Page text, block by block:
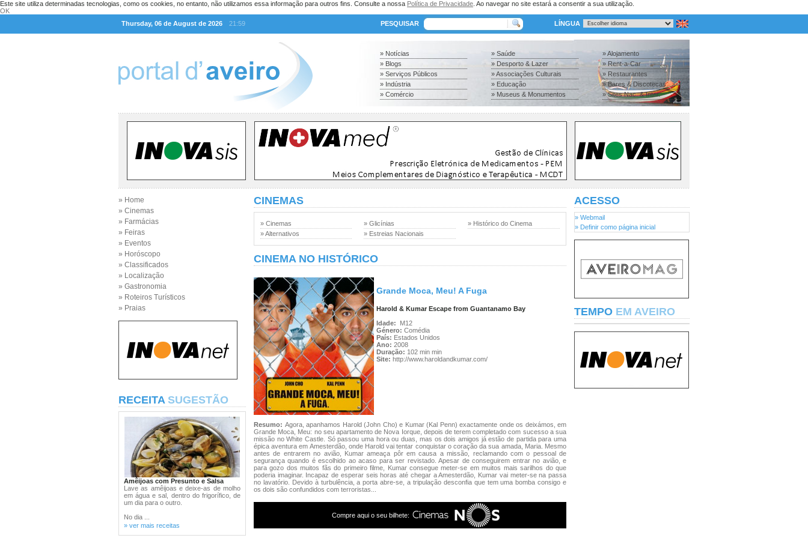
Este site utiliza determinadas tecnologias, como os cookies, no entanto, não utilizamos essa informação para outros fins. Consulte a nossa Política de Privacidade . Ao navegar no site estará a consentir a sua utilização.
OK
Thursday, 06 de August de 2026
21:59 PESQUISAR LÍNGUA
» Notícias
» Blogs
» Serviços Públicos
» Indústria
» Comércio
» Saúde
» Desporto & Lazer
» Associações Culturais
» Educação
» Museus & Monumentos
» Alojamento
» Rent-a-Car
» Restaurantes
» Bares & Discotecas
» Sites Nac. & Inter.
» Home
» Cinemas
» Farmácias
» Feiras
» Eventos
» Horóscopo
» Classificados
» Localização
» Gastronomia
» Roteiros Turísticos
» Praias
RECEITA SUGESTÃO
Amêijoas com Presunto e Salsa
Lave as amêijoas e deixe-as de molho
em água e sal, dentro do frigorífico, de
um dia para o outro.
No dia ...
» ver mais receitas
CINEMAS
» Cinemas
» Alternativos
» Glicínias
» Estreias Nacionais
» Histórico do Cinema
CINEMA NO HISTÓRICO
Grande Moca, Meu! A Fuga
Harold & Kumar Escape from Guantanamo Bay
Idade:
M12
Género: Comédia
País: Estados Unidos
Ano: 2008
Duração: 102 min min
Site: http://www.haroldandkumar.com/
Resumo: Agora, apanhamos Harold (John Cho) e Kumar (Kal Penn) exactamente onde os deixámos, em
Grande Moca, Meu: no seu apartamento de Nova Iorque, depois de terem completado com sucesso a sua
missão no White Castle. Só passou uma hora ou duas, mas os dois amigos já estão de partida para uma
épica aventura em Amesterdão, onde Harold vai tentar conquistar o coração da sua amada, Maria. Mesmo
antes de entrarem no avião, Kumar ameaça pôr em causa a missão, reclamando com o pessoal de
segurança quando é escolhido ao acaso para ser revistado. Apesar de conseguirem entrar no avião, e
para gozo dos muitos fãs do primeiro filme, Kumar consegue meter-se em muitos mais sarilhos do que
poderia imaginar. Incapaz de esperar seis horas até chegar a Amesterdão, Kumar vai meter-se na passa
no lavatório. Devido à turbulência, a porta abre-se, a tripulação desconfia que tem uma bomba consigo e
os dois são confundidos com terroristas...
Compre aqui o seu bilhete:
ACESSO
» Webmail
» Definir como página inicial
TEMPO EM AVEIRO